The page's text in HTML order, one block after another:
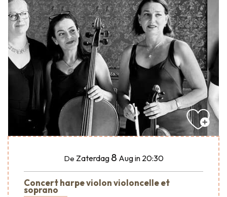
De Zaterdag 8 Augin 20:30
Concert harpe violon violoncelle et
soprano